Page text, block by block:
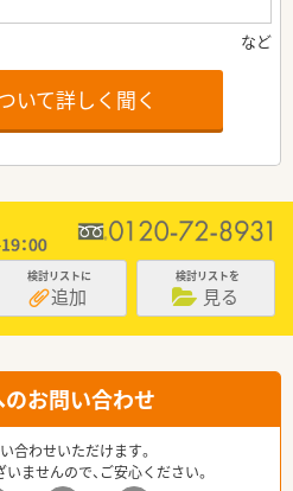
いて詳しく聞く
検討リストに
追加
検討リストを
見る
お問い合わせ
合わせいただけます。
ませんので、ご安心ください。